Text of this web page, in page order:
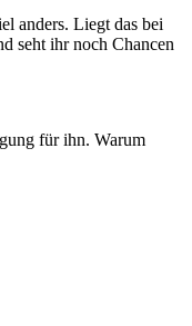
anders. Liegt das bei
seht ihr noch Chancen
für ihn. Warum